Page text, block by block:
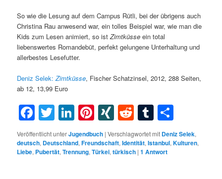
So wie die Lesung auf dem Campus Rütli, bei der übrigens auch
Christina Rau anwesend war, ein tolles Beispiel war, wie man die
Kids zum Lesen animiert, so istZimtküsse ein total
liebenswertes Romandebüt, perfekt gelungene Unterhaltung und
allerbestes Lesefutter.
Deniz Selek:Zimtküsse, Fischer Schatzinsel, 2012, 288 Seiten,
ab 12, 13,99 Euro
Facebook
Twitter
LinkedIn
Pinterest
XINGRedditTumblr
Veröffentlicht unterJugendbuch |Verschlagwortet mit Deniz Selek,
deutsch, Deutschland,Freundschaft,Identität,Istanbul,Kulturen,
Liebe, Pubertät,Trennung,Türkei,türkisch |1 Antwort